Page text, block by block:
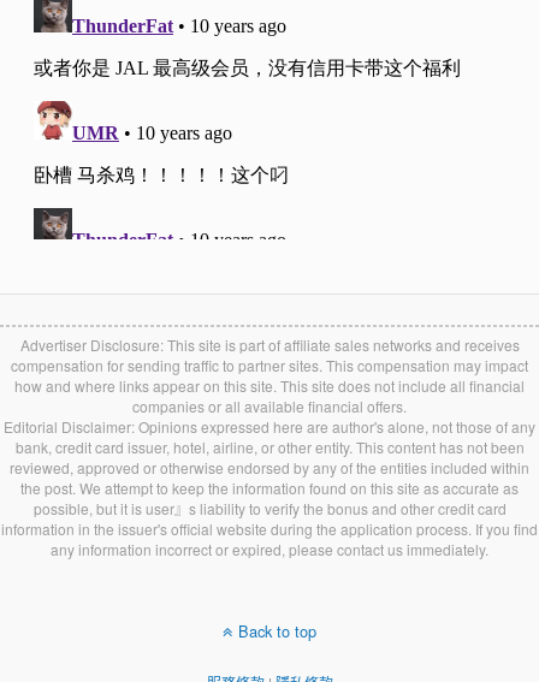
Advertiser Disclosure: This site is part of affiliate sales networks and receives
compensation for sending traffic to partner sites. This compensation may impact
how and where links appear on this site. This site does not include all financial
companies or all available financial offers.
Editorial Disclaimer: Opinions expressed here are author's alone, not those of any
bank, credit card issuer, hotel, airline, or other entity. This content has not been
reviewed, approved or otherwise endorsed by any of the entities included within
the post. We attempt to keep the information found on this site as accurate as
possible, but it is user』s liability to verify the bonus and other credit card
information in the issuer's official website during the application process. If you find
any information incorrect or expired, please contact us immediately.
Back to top